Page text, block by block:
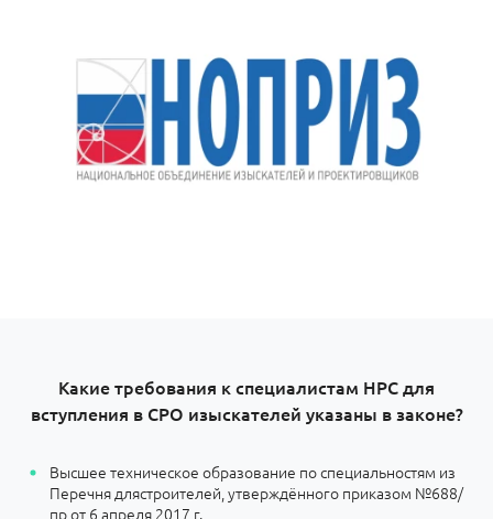
Какие требования к специалистам НРС для
вступления в СРО изыскателей указаны в законе?
Высшее техническое образование по специальностям из
Перечня длястроителей, утверждённого приказом №688/
пр от 6 апреля 2017 г.